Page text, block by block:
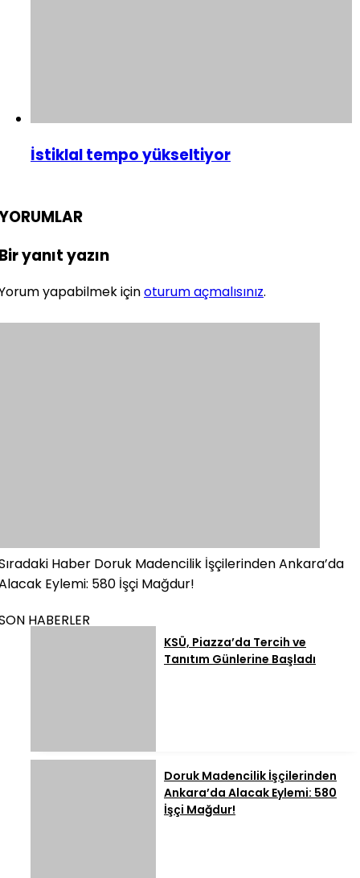
İstiklal tempo yükseltiyor
yanıt yazın
yapabilmek içinoturum açmalısınız.
Haber Doruk Madencilik İşçilerinden Ankara’da
Eylemi: 580 İşçi Mağdur!
HABERLER
KSÜ, Piazza’da Tercih ve
Tanıtım Günlerine Başladı
Doruk Madencilik İşçilerinden
Ankara’da Alacak Eylemi: 580
İşçi Mağdur!